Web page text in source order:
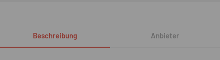
Beschreibung Anbieter